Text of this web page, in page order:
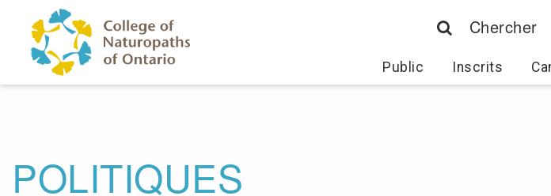
Chercher
Public Inscrits
POLITIQUES